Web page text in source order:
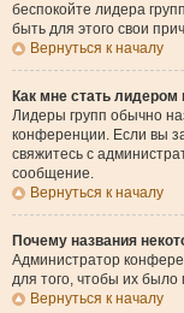
беспокойте лидера
быть для этого свои
Вернуться к началу
Как мне стать лидером
Лидеры групп обычно
конференции. Если вы
свяжитесь с
сообщение.
Вернуться к началу
Почему названия
Администратор
для того, чтобы их было
Вернуться к началу